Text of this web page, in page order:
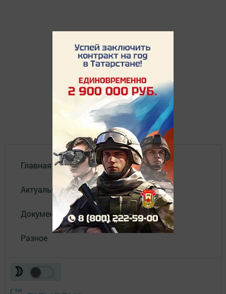
Главная
Актуальное видео
Документы
Разное